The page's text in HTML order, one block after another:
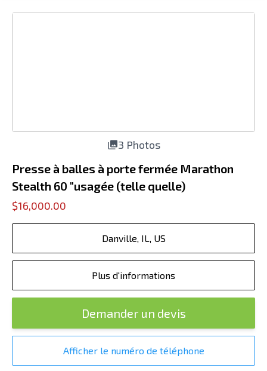
3 Photos
Presse à balles à porte fermée Marathon
Stealth 60 "usagée (telle quelle)
$16,000.00
Danville, IL, US
Plus d'informations
Demander un devis
Afficher le numéro de téléphone